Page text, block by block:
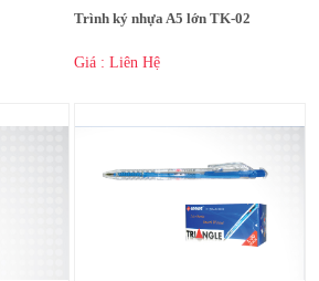
Trình ký nhựa A5 lớn TK-02
Giá : Liên Hệ